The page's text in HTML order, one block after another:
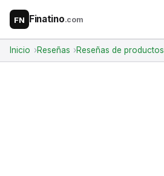
FN Finatino.com
Inicio Reseñas Reseñas de productos